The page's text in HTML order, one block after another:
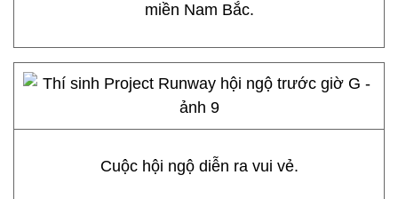
miền Nam Bắc.
Cuộc hội ngộ diễn ra vui vẻ.